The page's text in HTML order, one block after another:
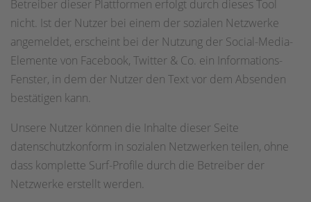
Betreiber dieser Plattformen erfolgt durch dieses Tool
nicht. Ist der Nutzer bei einem der sozialen Netzwerke
angemeldet, erscheint bei der Nutzung der Social-Media-
Elemente von Facebook, Twitter & Co. ein Informations-
Fenster, in dem der Nutzer den Text vor dem Absenden
bestätigen kann.
Unsere Nutzer können die Inhalte dieser Seite
datenschutzkonform in sozialen Netzwerken teilen, ohne
dass komplette Surf-Profile durch die Betreiber der
Netzwerke erstellt werden.